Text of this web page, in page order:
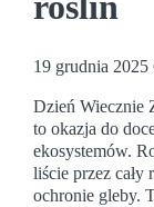
19 grudnia 2025
Dzień Wiecznie
to okazja do
ekosystemów.
liście przez cały
ochronie gleby.